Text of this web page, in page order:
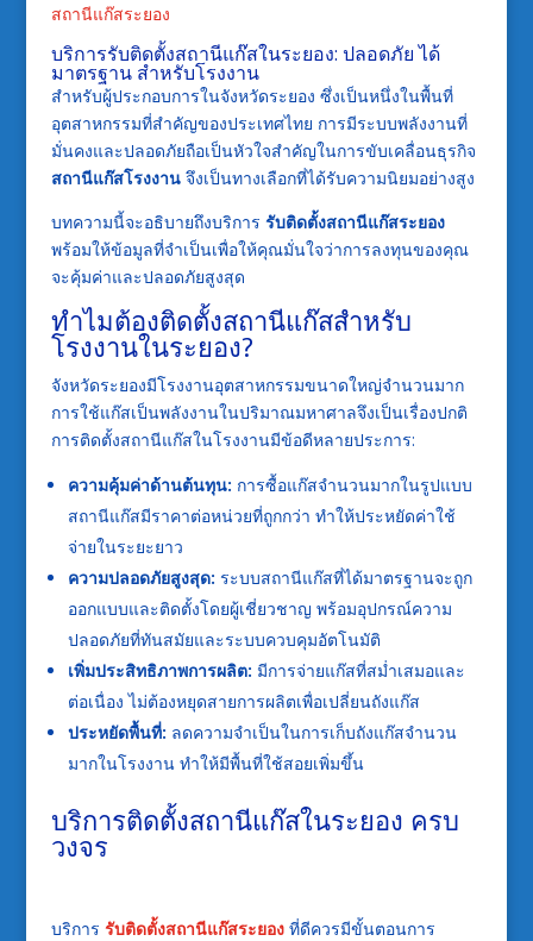
สถานีแก๊สระยอง
บริการรับติดตั้งสถานีแก๊สในระยอง: ปลอดภัย ได้
มาตรฐาน สำหรับโรงงาน
สำหรับผู้ประกอบการในจังหวัดระยอง ซึ่งเป็นหนึ่งในพื้นที่
อุตสาหกรรมที่สำคัญของประเทศไทย การมีระบบพลังงานที่
มั่นคงและปลอดภัยถือเป็นหัวใจสำคัญในการขับเคลื่อนธุรกิจ
สถานีแก๊สโรงงานจึงเป็นทางเลือกที่ได้รับความนิยมอย่างสูง
บทความนี้จะอธิบายถึงบริการ รับติดตั้งสถานีแก๊สระยอง
พร้อมให้ข้อมูลที่จำเป็นเพื่อให้คุณมั่นใจว่าการลงทุนของคุณ
จะคุ้มค่าและปลอดภัยสูงสุด
ทำไมต้องติดตั้งสถานีแก๊สสำหรับ
โรงงานในระยอง?
จังหวัดระยองมีโรงงานอุตสาหกรรมขนาดใหญ่จำนวนมาก
การใช้แก๊สเป็นพลังงานในปริมาณมหาศาลจึงเป็นเรื่องปกติ
การติดตั้งสถานีแก๊สในโรงงานมีข้อดีหลายประการ:
ความคุ้มค่าด้านต้นทุน: การซื้อแก๊สจำนวนมากในรูปแบบ
สถานีแก๊สมีราคาต่อหน่วยที่ถูกกว่า ทำให้ประหยัดค่าใช้
จ่ายในระยะยาว
ความปลอดภัยสูงสุด: ระบบสถานีแก๊สที่ได้มาตรฐานจะถูก
ออกแบบและติดตั้งโดยผู้เชี่ยวชาญ พร้อมอุปกรณ์ความ
ปลอดภัยที่ทันสมัยและระบบควบคุมอัตโนมัติ
เพิ่มประสิทธิภาพการผลิต: มีการจ่ายแก๊สที่สม่ำเสมอและ
ต่อเนื่อง ไม่ต้องหยุดสายการผลิตเพื่อเปลี่ยนถังแก๊ส
ประหยัดพื้นที่: ลดความจำเป็นในการเก็บถังแก๊สจำนวน
มากในโรงงาน ทำให้มีพื้นที่ใช้สอยเพิ่มขึ้น
บริการติดตั้งสถานีแก๊สในระยอง ครบ
วงจร
บริการ รับติดตั้งสถานีแก๊สระยองที่ดีควรมีขั้นตอนการ